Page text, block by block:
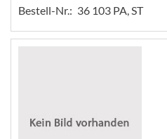
Bestell-Nr.: 36 103 PA, ST